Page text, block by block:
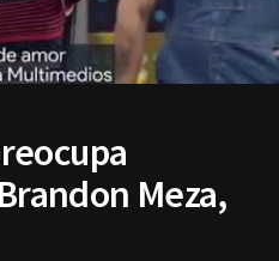
Meza,